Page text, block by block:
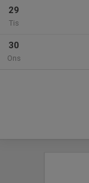
29
Tis
30
Ons